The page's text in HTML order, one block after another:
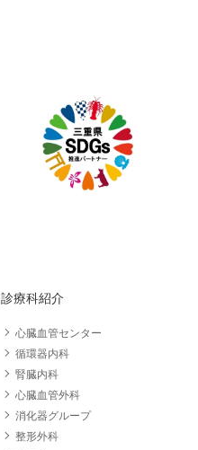
診療科紹介
心臓血管センター
循環器内科
腎臓内科
心臓血管外科
消化器グループ
整形外科